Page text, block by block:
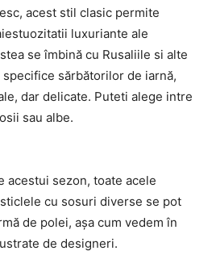
acest stil clasic permite
luxuriante ale
se îmbină cu Rusaliile si alte
sărbătorilor de iarnă,
dar delicate. Puteti alege intre
sau albe.
acestui sezon, toate acele
cu sosuri diverse se pot
de polei, așa cum vedem în
de designeri.